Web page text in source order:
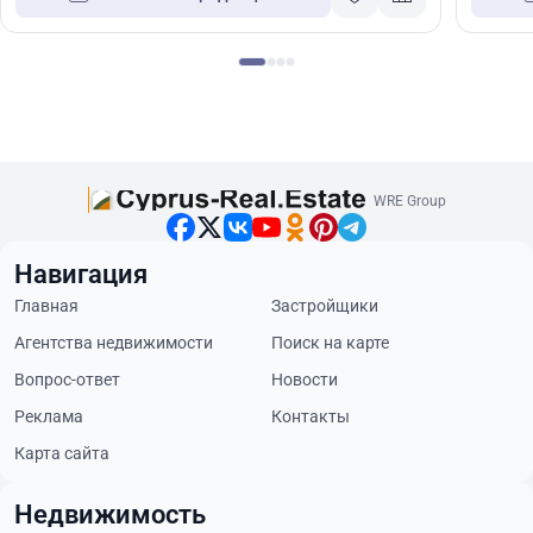
WRE Group
Навигация
Главная
Застройщики
Агентства недвижимости
Поиск на карте
Вопрос-ответ
Новости
Реклама
Контакты
Карта сайта
Недвижимость